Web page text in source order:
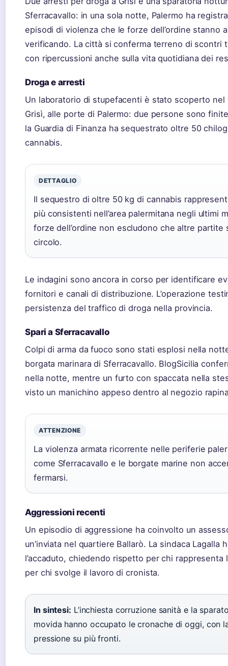
Sferracavallo: in una sola notte, Palermo ha
episodi di violenza che le forze dell’ordine stanno
verificando. La città si conferma terreno di scontri
con ripercussioni anche sulla vita quotidiana dei
Droga e arresti
Un laboratorio di stupefacenti è stato scoperto
Grisì, alle porte di Palermo: due persone sono
la Guardia di Finanza ha sequestrato oltre 50
cannabis.
DETTAGLIO
Il sequestro di oltre 50 kg di cannabis
più consistenti nell’area palermitana negli ultimi
forze dell’ordine non escludono che altre partite
circolo.
Le indagini sono ancora in corso per identificare
fornitori e canali di distribuzione. L’operazione
persistenza del traffico di droga nella provincia.
Spari a Sferracavallo
Colpi di arma da fuoco sono stati esplosi nella
borgata marinara di Sferracavallo. BlogSicilia
nella notte, mentre un furto con spaccata nella
visto un manichino appeso dentro al negozio
ATTENZIONE
La violenza armata ricorrente nelle periferie
come Sferracavallo e le borgate marine non
fermarsi.
Aggressioni recenti
Un episodio di aggressione ha coinvolto un
un’inviata nel quartiere Ballarò. La sindaca Lagalla
l’accaduto, chiedendo rispetto per chi rappresenta
per chi svolge il lavoro di cronista.
In sintesi: L’inchiesta corruzione sanità e la
movida hanno occupato le cronache di oggi, con
pressione su più fronti.